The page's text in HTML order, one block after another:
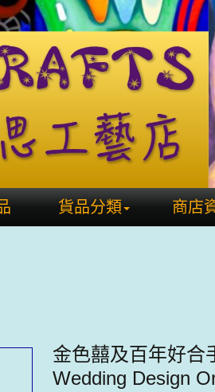
貨品分類 商店
金色囍及百年好合
Wedding Design